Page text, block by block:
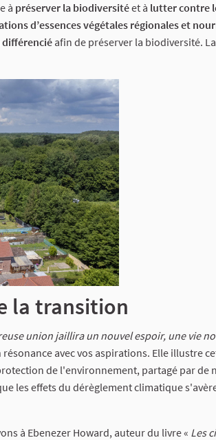
à préserver la biodiversitéet à lutter contre
d’essences végétales régionales et
différencié afin de préserver la biodiversité.
la transition
union jaillira un nouvel espoir, une vie
avec vos aspirations. Elle illustre
de l'environnement, partagé par de
les effets du dérèglement climatique
à Ebenezer Howard, auteur du livre « Les